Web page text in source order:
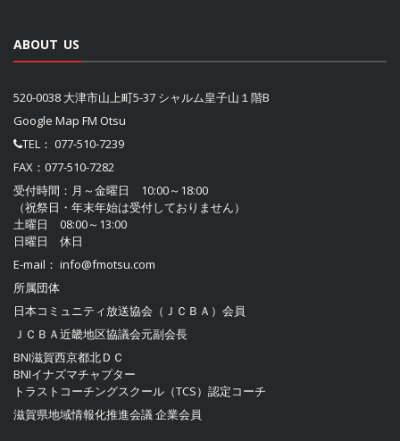
ABOUT US
520-0038 大津市山上町5-37 シャルム皇子山１階B
Google Map FM Otsu
TEL： 077-510-7239
FAX：077-510-7282
受付時間：月～金曜日 10:00～18:00
（祝祭日・年末年始は受付しておりません）
土曜日 08:00～13:00
日曜日 休日
E-mail： info@fmotsu.com
所属団体
日本コミュニティ放送協会（ＪＣＢＡ） 会員
ＪＣＢＡ近畿地区協議会元副会長
BNI滋賀西京都北ＤＣ
BNIイナズマチャプター
トラストコーチングスクール（TCS）認定コーチ
滋賀県地域情報化推進会議企業会員